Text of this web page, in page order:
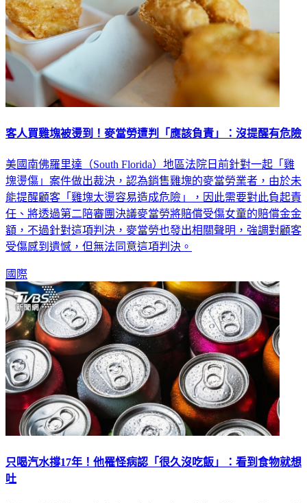
客人買雞塊被燙到！麥當勞遭判「應該負責」：沒提醒有危險
美國南佛羅里達（South Florida）地區法院日前針對一起「雞
塊燙傷」案件做出裁決，認為銷售雞塊的麥當勞業者，由於未
能提醒顧客「雞塊太燙容易造成危險」，因此需要對此負起責
任、將透過第二陪審團決議麥當勞將賠償受傷女童的賠償金金
額，不過針對這項判決，麥當勞也發出相關聲明，強調對顧客
受傷感到遺憾，但無法同意這項判決。
國際
只喝汽水撐17年！他罹怪病認「很久沒吃飯」：看到食物就想
吐